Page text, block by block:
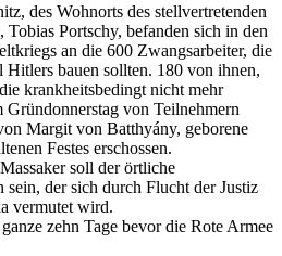
des Wohnorts des stellvertretenden
Portschy, befanden sich in den
an die 600 Zwangsarbeiter, die
Hitlers bauen sollten. 180 von ihnen,
krankheitsbedingt nicht mehr
von Teilnehmern
Margit von Batthyány, geborene
Festes erschossen.
soll der örtliche
sein, der sich durch Flucht der Justiz
vermutet wird.
zehn Tage bevor die Rote Armee